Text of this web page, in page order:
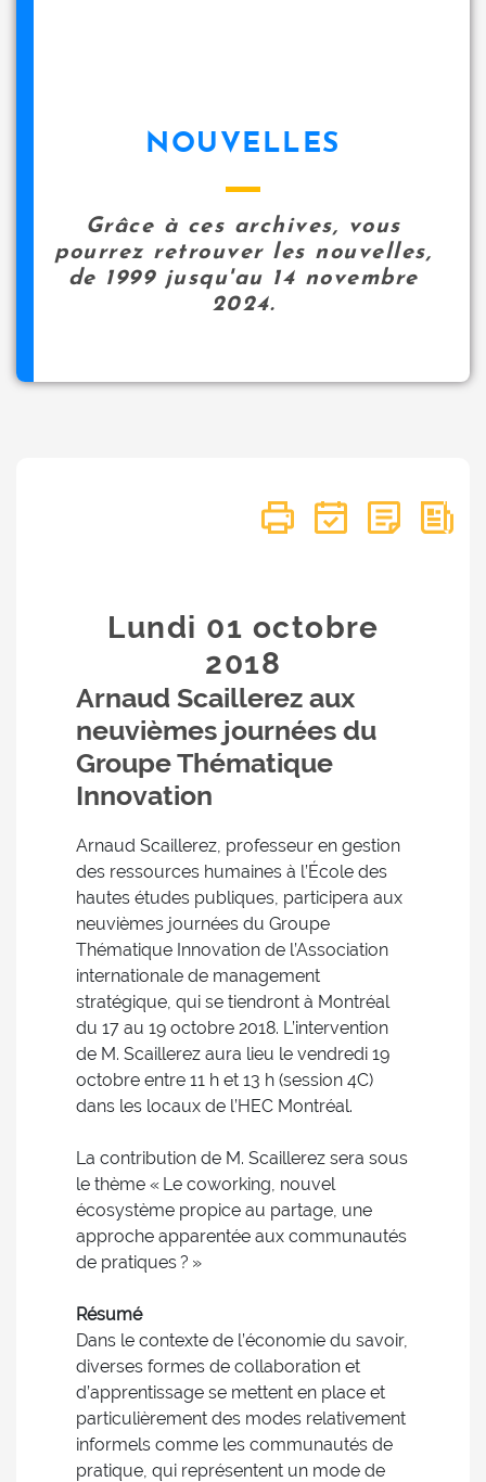
NOUVELLES
Grâce à ces archives, vous
pourrez retrouver les nouvelles,
de 1999 jusqu'au 14 novembre
2024.
Lundi 01 octobre
2018
Arnaud Scaillerez aux
neuvièmes journées du
Groupe Thématique
Innovation
Arnaud Scaillerez, professeur en gestion
des ressources humaines à l’École des
hautes études publiques, participera aux
neuvièmes journées du Groupe
Thématique Innovation de l’Association
internationale de management
stratégique, qui se tiendront à Montréal
du 17 au 19 octobre 2018. L’intervention
de M. Scaillerez aura lieu le vendredi 19
octobre entre 11 h et 13 h (session 4C)
dans les locaux de l’HEC Montréal.
La contribution de M. Scaillerez sera sous
le thème « Le coworking, nouvel
écosystème propice au partage, une
approche apparentée aux communautés
de pratiques ? »
Résumé
Dans le contexte de l’économie du savoir,
diverses formes de collaboration et
d’apprentissage se mettent en place et
particulièrement des modes relativement
informels comme les communautés de
pratique, qui représentent un mode de